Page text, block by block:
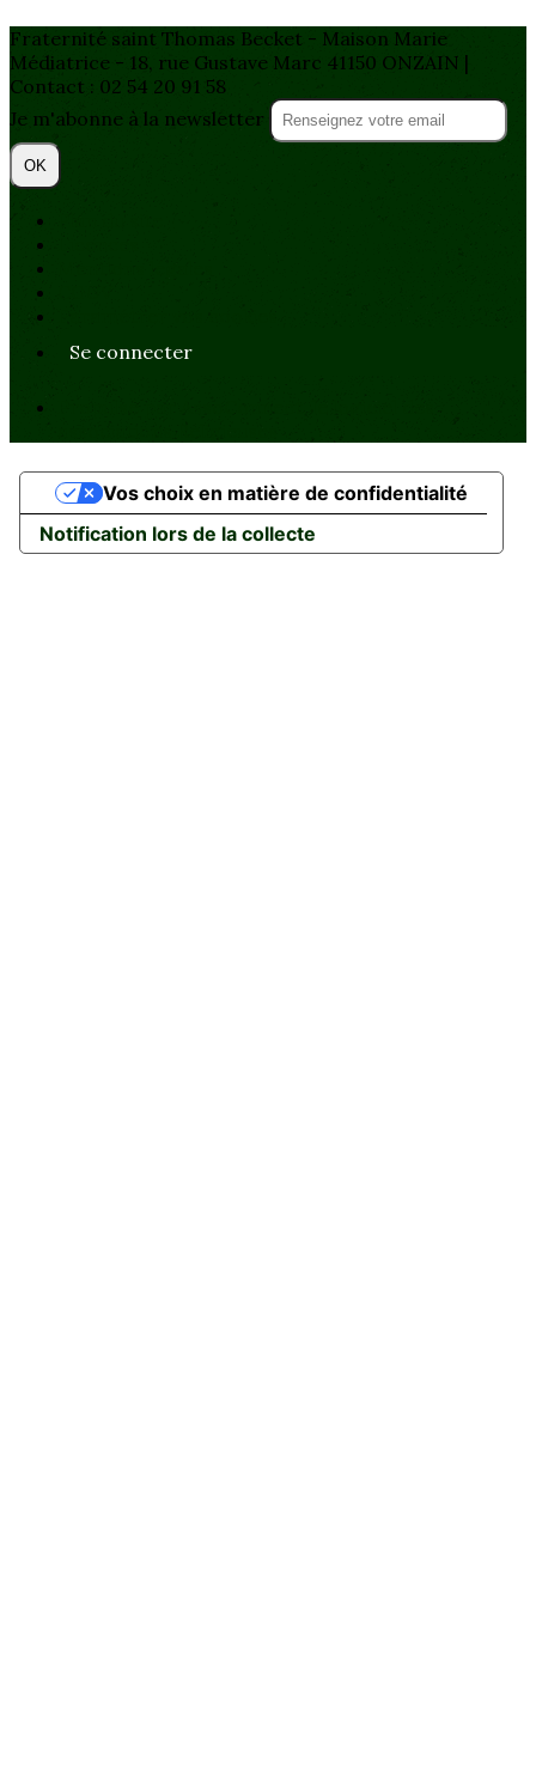
Fraternité saint Thomas Becket - Maison Marie
Médiatrice - 18, rue Gustave Marc 41150 ONZAIN |
Contact : 02 54 20 91 58
Je m'abonne à la newsletter
OK
Se connecter
Notification lors de la collecte
Vos choix en matière de confidentialité